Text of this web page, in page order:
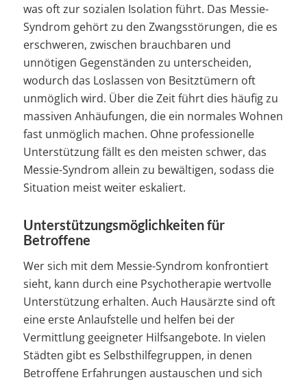
was oft zur sozialen Isolation führt. Das Messie-
Syndrom gehört zu den Zwangsstörungen, die es
erschweren, zwischen brauchbaren und
unnötigen Gegenständen zu unterscheiden,
wodurch das Loslassen von Besitztümern oft
unmöglich wird. Über die Zeit führt dies häufig zu
massiven Anhäufungen, die ein normales Wohnen
fast unmöglich machen. Ohne professionelle
Unterstützung fällt es den meisten schwer, das
Messie-Syndrom allein zu bewältigen, sodass die
Situation meist weiter eskaliert.
Unterstützungsmöglichkeiten für
Betroffene
Wer sich mit dem Messie-Syndrom konfrontiert
sieht, kann durch eine Psychotherapie wertvolle
Unterstützung erhalten. Auch Hausärzte sind oft
eine erste Anlaufstelle und helfen bei der
Vermittlung geeigneter Hilfsangebote. In vielen
Städten gibt es Selbsthilfegruppen, in denen
Betroffene Erfahrungen austauschen und sich